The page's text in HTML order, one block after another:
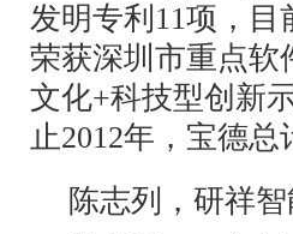
发明专利11项，
荣获深圳市重点软
文化+科技型创新
止2012年，宝德总
陈志列，研祥